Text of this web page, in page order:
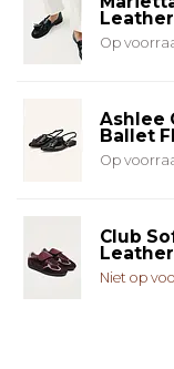
Op
Ashlee
Ballet
Op
Club
Niet op